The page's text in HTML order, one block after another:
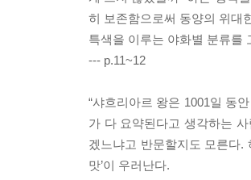
히 보존함으로써 동양의 위대
특색을 이루는 야화별 분류를
--- p.11~12
“샤흐리아르 왕은 1001일 동
가 다 요약된다고 생각하는
겠느냐고 반문할지도 모른다.
맛’이 우러난다.